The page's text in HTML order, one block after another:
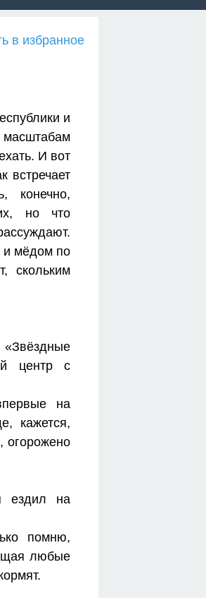
в избранное
и
И вот
встречает
конечно,
но что
и мёдом по
скольким
«Звёздные
центр с
на
кажется,
огорожено
ездил на
помню,
любые